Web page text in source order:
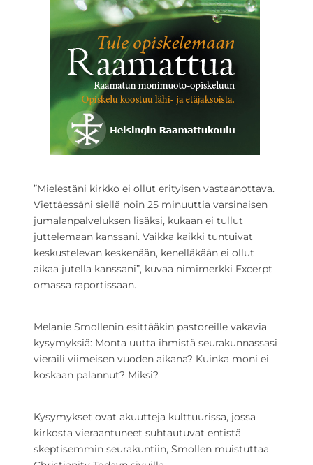
”Mielestäni kirkko ei ollut erityisen vastaanottava.
Viettäessäni siellä noin 25 minuuttia varsinaisen
jumalanpalveluksen lisäksi, kukaan ei tullut
juttelemaan kanssani. Vaikka kaikki tuntuivat
keskustelevan keskenään, kenelläkään ei ollut
aikaa jutella kanssani”, kuvaa nimimerkki Excerpt
omassa raportissaan.
Melanie Smollenin esittääkin pastoreille vakavia
kysymyksiä: Monta uutta ihmistä seurakunnassasi
vieraili viimeisen vuoden aikana? Kuinka moni ei
koskaan palannut? Miksi?
Kysymykset ovat akuutteja kulttuurissa, jossa
kirkosta vieraantuneet suhtautuvat entistä
skeptisemmin seurakuntiin, Smollen muistuttaa